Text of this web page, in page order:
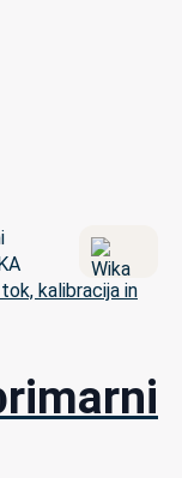
kalibracija in